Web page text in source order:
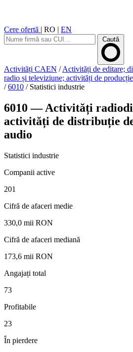
Cere ofertă | RO | EN
Caută
Activități CAEN / Activități de editare;
radio și televiziune; activități de
/ 6010 / Statistici industrie
6010 — Activități
activități de distribuție
audio
Statistici industrie
Companii active
201
Cifră de afaceri medie
330,0 mii RON
Cifră de afaceri mediană
173,6 mii RON
Angajați total
73
Profitabile
23
În pierdere